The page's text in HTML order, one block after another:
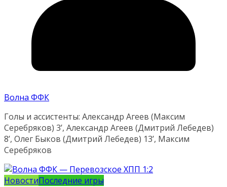
Волна ФФК
Голы и ассистенты: Александр Агеев (Максим
Серебряков) 3’, Александр Агеев (Дмитрий Лебедев)
8’, Олег Быков (Дмитрий Лебедев) 13’, Максим
Серебряков
НовостиПоследние игры